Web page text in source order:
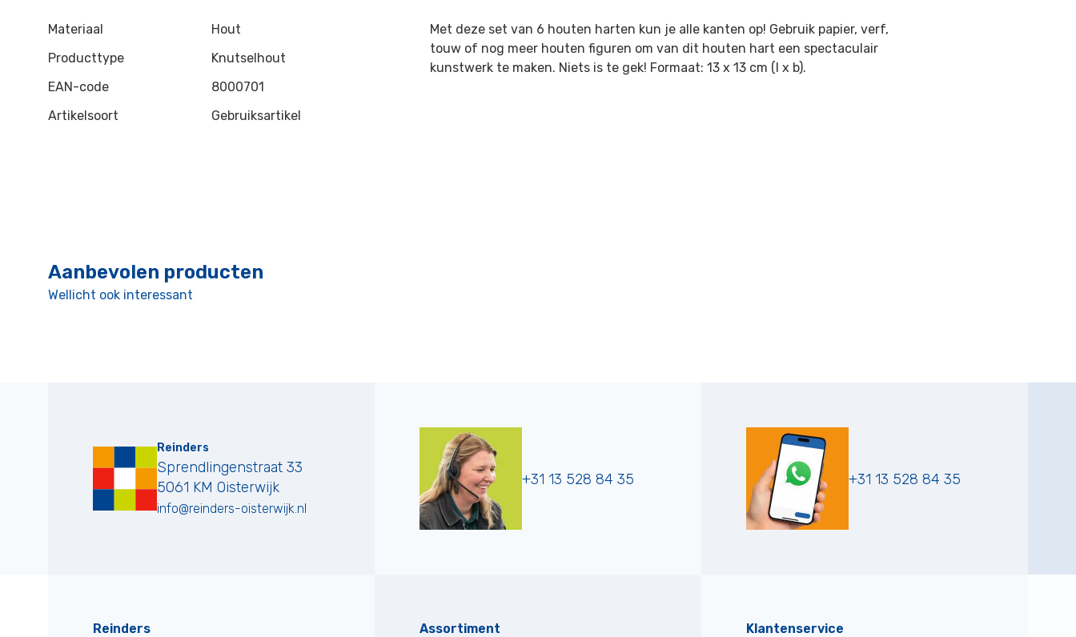
Materiaal
Hout
Producttype
Knutselhout
EAN-code
8000701
Artikelsoort
Gebruiksartikel
Met deze set van 6 houten harten kun je alle kanten op! Gebruik papier, verf,
touw of nog meer houten figuren om van dit houten hart een spectaculair
kunstwerk te maken. Niets is te gek! Formaat: 13 x 13 cm (l x b).
Aanbevolen producten
Wellicht ook interessant
Reinders
Sprendlingenstraat 33
5061 KM Oisterwijk
info@reinders-oisterwijk.nl
+31 13 528 84 35 +31 13 528 84 35
Reinders Assortiment Klantenservice